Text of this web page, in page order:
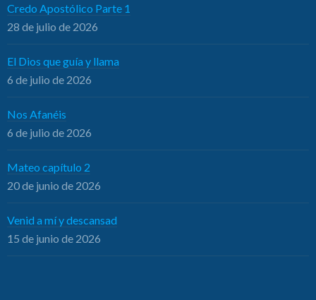
Credo Apostólico Parte 1
28 de julio de 2026
El Dios que guía y llama
6 de julio de 2026
Nos Afanéis
6 de julio de 2026
Mateo capítulo 2
20 de junio de 2026
Venid a mí y descansad
15 de junio de 2026